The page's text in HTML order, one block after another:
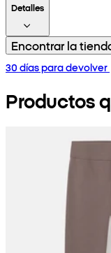
Detalles
Encontrar la
30 días para devolver
Productos